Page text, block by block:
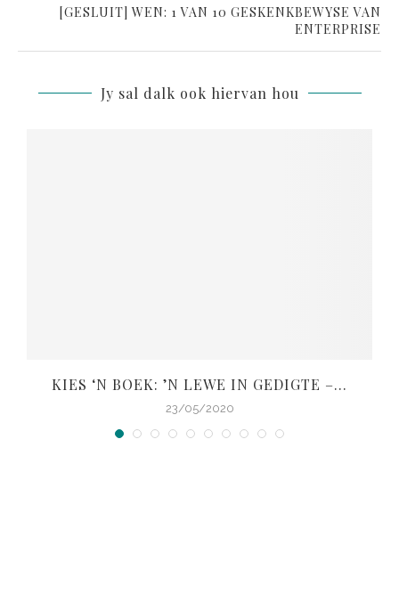
[GESLUIT] WEN: 1 VAN 10 GESKENKBEWYSE VAN
ENTERPRISE
Jy sal dalk ook hiervan hou
KIES ‘N BOEK: ’N LEWE IN GEDIGTE –...
23/05/2020